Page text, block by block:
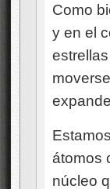
Como
y en el
átomos
núcleo